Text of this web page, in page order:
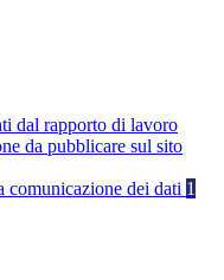
dal rapporto di lavoro
da pubblicare sul sito
comunicazione dei dati 1